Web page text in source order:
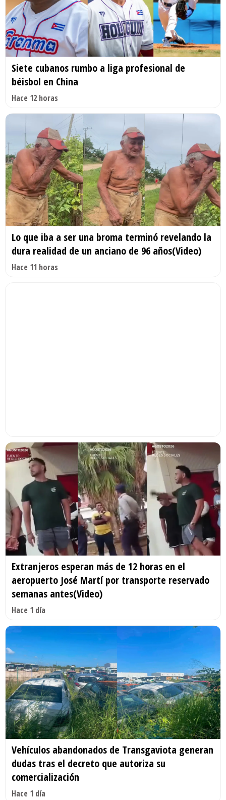
Siete cubanos rumbo a liga profesional de
béisbol en China
Hace 12 horas
Lo que iba a ser una broma terminó revelando la
dura realidad de un anciano de 96 años(Video)
Hace 11 horas
Extranjeros esperan más de 12 horas en el
aeropuerto José Martí por transporte reservado
semanas antes(Video)
Hace 1 día
Vehículos abandonados de Transgaviota generan
dudas tras el decreto que autoriza su
comercialización
Hace 1 día